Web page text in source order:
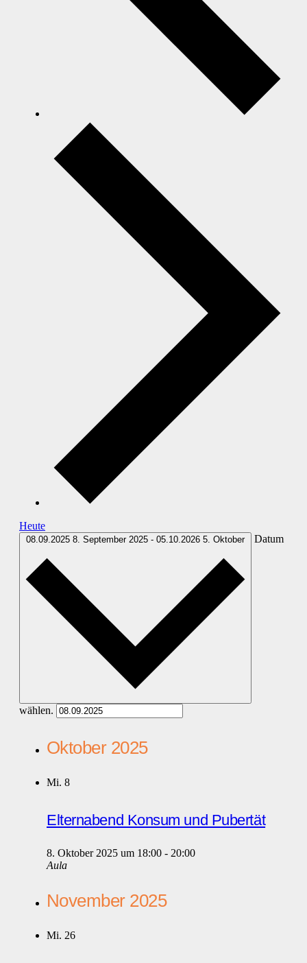
Heute
08.09.2025 8. September 2025 - 05.10.2026 5. Oktober Datum
wählen.
Oktober 2025
Mi. 8
Elternabend Konsum und Pubertät
8. Oktober 2025 um 18:00 - 20:00
Aula
November 2025
Mi. 26